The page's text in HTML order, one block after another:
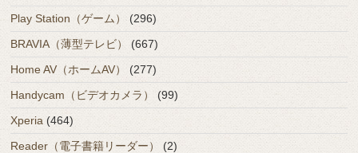
Play Station（ゲーム）(296)
BRAVIA（薄型テレビ）
(667)
Home AV（ホームAV）
(277)
Handycam（ビデオカメラ）
(99)
Xperia (464)
Reader（電子書籍リーダー）
(2)